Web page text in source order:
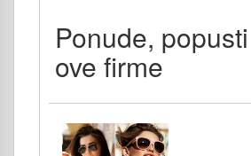
Ponude,
ove firme